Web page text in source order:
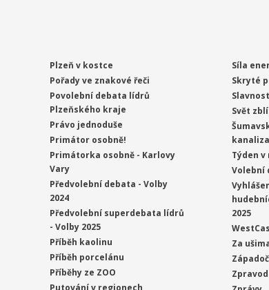
Plzeň v kostce
Pořady ve znakové řeči
Povolební debata lídrů
Plzeňského kraje
Právo jednoduše
Primátor osobně!
Primátorka osobně - Karlovy
Vary
Předvolební debata - Volby
2024
Předvolební superdebata lídrů
- Volby 2025
Příběh kaolinu
Příběh porcelánu
Příběhy ze ZOO
Síla
Skryté
Svět
Týden
Volební
2025
Za